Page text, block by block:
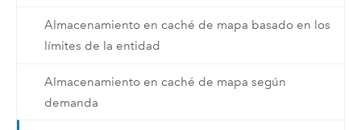
Almacenamiento en caché de mapa basado en los
límites de la entidad
Almacenamiento en caché de mapa según
demanda